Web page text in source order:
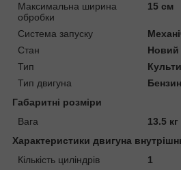
Максимальна ширина
обробки
15 см
Система запуску
Стан
Новий
Тип
Тип двигуна
Габаритні розміри
Вага
13.5 кг
Характеристики двигуна
Кількість циліндрів
1